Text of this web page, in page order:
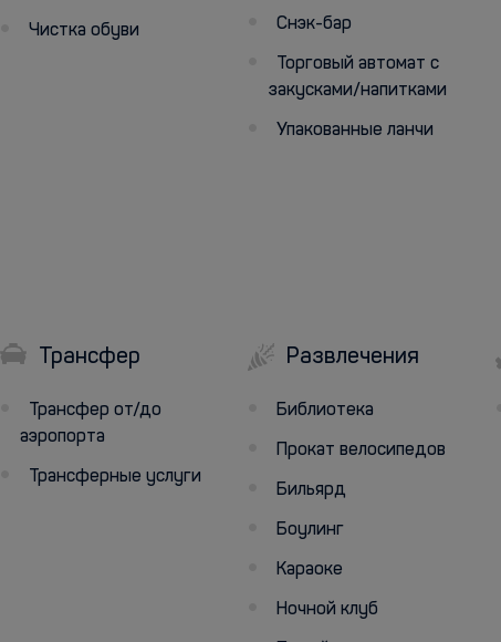
Чистка обуви Снэк-бар
Торговый автомат с
закусками/напитками
Упакованные ланчи
Трансфер
Трансфер от/до
аэропорта
Трансферные услуги
Развлечения
Библиотека
Прокат велосипедов
Бильярд
Боулинг
Караоке
Ночной клуб